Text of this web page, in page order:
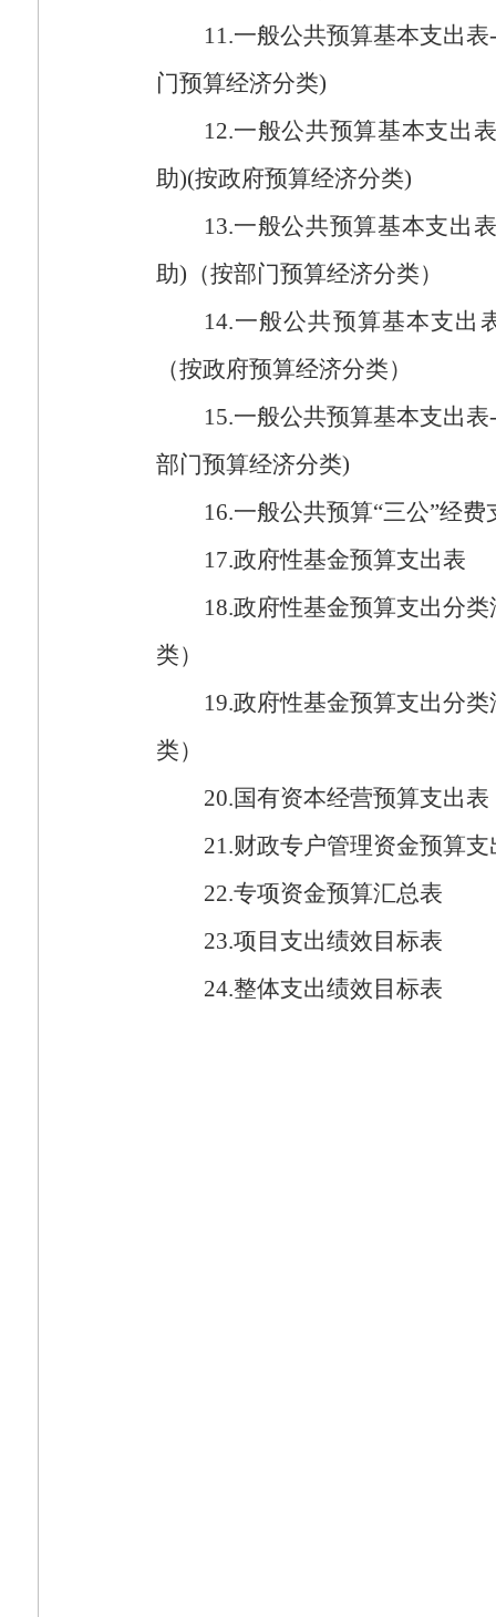
11.一般公共预算基本支出表
门预算经济分类)
12.一般公共预算基本支出
助)(按政府预算经济分类)
13.一般公共预算基本支出
助) （按部门预算经济分类）
14.一般公共预算基本支出
（按政府预算经济分类）
15.一般公共预算基本支出表
部门预算经济分类)
16.一般公共预算“三公”经费
17.政府性基金预算支出表
18.政府性基金预算支出分
类）
19.政府性基金预算支出分
类）
20.国有资本经营预算支出表
21.财政专户管理资金预算支
22.专项资金预算汇总表
23.项目支出绩效目标表
24.整体支出绩效目标表